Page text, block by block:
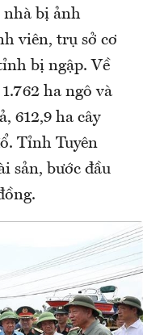
nhà bị ảnh
viên, trụ sở cơ
bị ngập. Về
ha ngô và
612,9 ha cây
Tỉnh Tuyên
sản, bước đầu